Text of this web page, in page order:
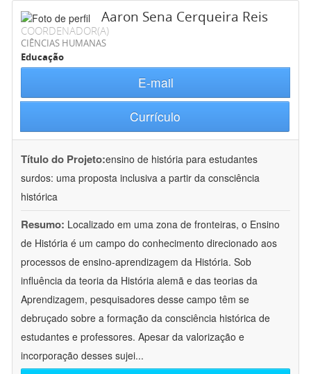
Aaron Sena Cerqueira Reis
COORDENADOR(A)
CIÊNCIAS HUMANAS
Educação
E-mail
Currículo
Título do Projeto:ensino de história para estudantes
surdos: uma proposta inclusiva a partir da consciência
histórica
Resumo: Localizado em uma zona de fronteiras, o Ensino
de História é um campo do conhecimento direcionado aos
processos de ensino-aprendizagem da História. Sob
influência da teoria da História alemã e das teorias da
Aprendizagem, pesquisadores desse campo têm se
debruçado sobre a formação da consciência histórica de
estudantes e professores. Apesar da valorização e
incorporação desses sujei...